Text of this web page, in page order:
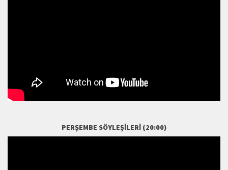
PERŞEMBE SÖYLEŞILERI (20:00)